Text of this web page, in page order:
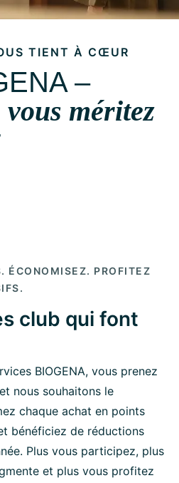
TIENT À CŒUR
–
vous méritez
ÉCONOMISEZ. PROFITEZ
club qui font
BIOGENA, vous prenez
nous souhaitons le
chaque achat en points
bénéficiez de réductions
Plus vous participez, plus
et plus vous profitez